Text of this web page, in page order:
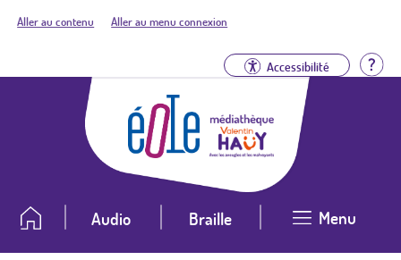
Aller au contenu Aller au menu connexion
Accessibilité
Audio Braille Menu